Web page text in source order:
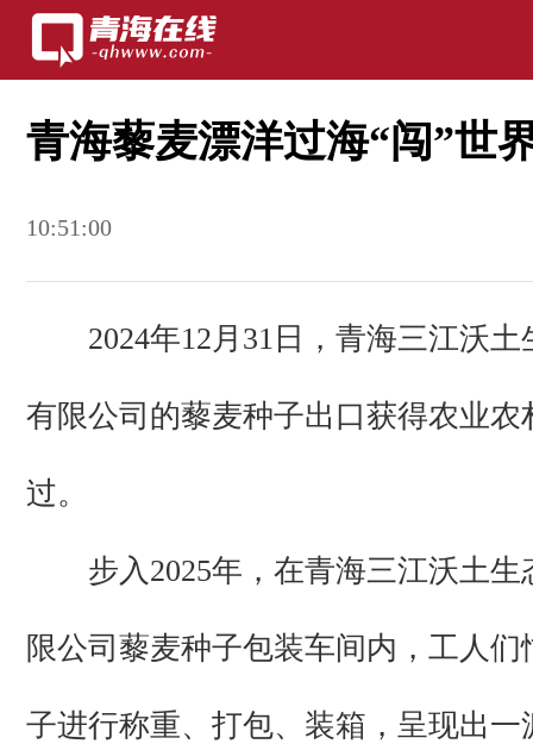
青海藜麦漂洋过海“闯”世
10:51:00
2024年12月31日，青海三江沃土
有限公司的藜麦种子出口获得农业农
过。
步入2025年，在青海三江沃土生
限公司藜麦种子包装车间内，工人们
子进行称重、打包、装箱，呈现出一